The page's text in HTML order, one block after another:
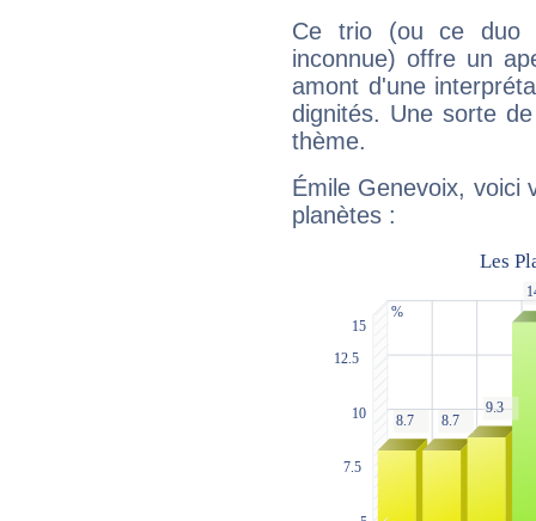
Ce trio (ou ce duo
inconnue) offre un
amont d'une
dignités. Une sorte
thème.
Émile Genevoix, voici
planètes :